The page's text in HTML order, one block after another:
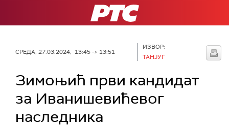
РТС
СРЕДА, 27.03.2024, 13:45 -> 13:51
ИЗВОР:
ТАНЈУГ
Зимоњић први кандидат
за Иванишевићевог
наследника